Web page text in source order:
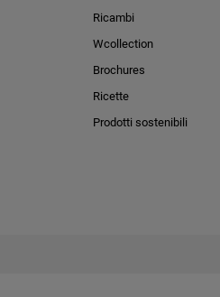
Ricambi
Wcollection
Brochures
Ricette
Prodotti sostenibili